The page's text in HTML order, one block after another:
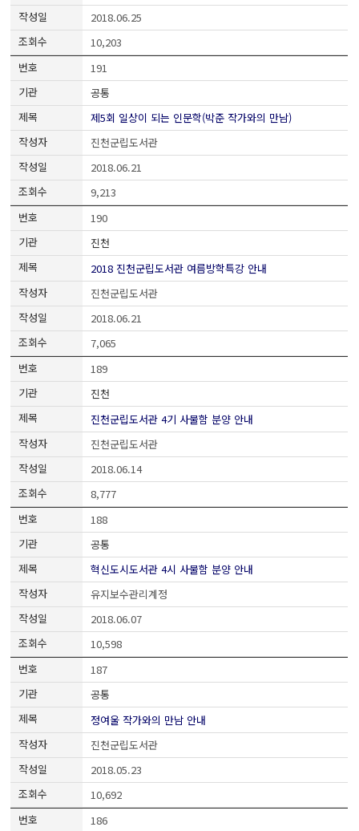
2018.06.25
10,203
191
공통
제5회 일상이 되는 인문학(박준 작가와의 만남)
진천군립도서관
2018.06.21
9,213
190
진천
2018 진천군립도서관 여름방학특강 안내
진천군립도서관
2018.06.21
7,065
189
진천
진천군립도서관 4기 사물함 분양 안내
진천군립도서관
2018.06.14
8,777
188
공통
혁신도시도서관 4시 사물함 분양 안내
유지보수관리계정
2018.06.07
10,598
187
공통
정여울 작가와의 만남 안내
진천군립도서관
2018.05.23
10,692
186